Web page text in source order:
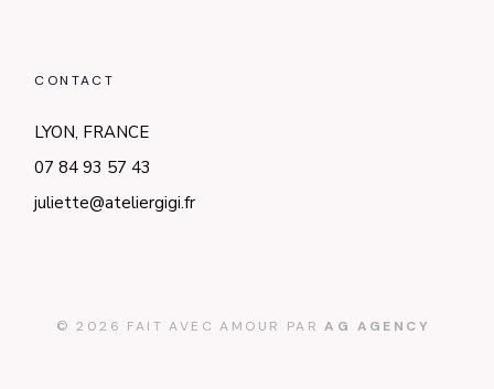
CONTACT
LYON, FRANCE
07 84 93 57 43
juliette@ateliergigi.fr
© 2026 FAIT AVEC AMOUR PARAG AGENCY